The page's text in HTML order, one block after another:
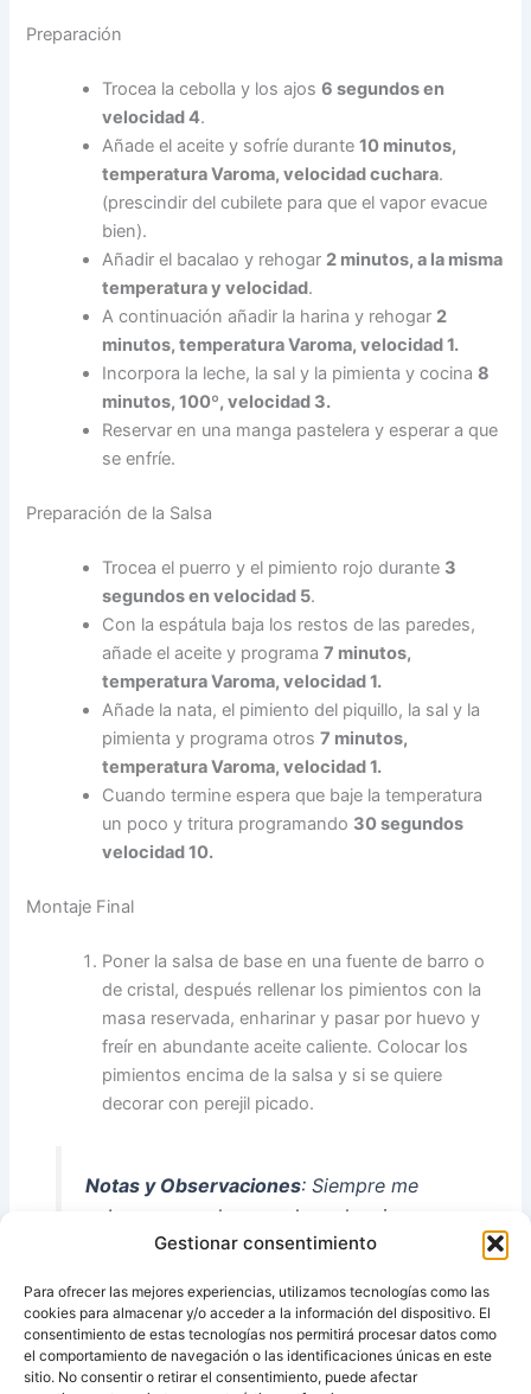
Gestionar consentimiento
Para ofrecer las mejores experiencias, utilizamos tecnologías como las
cookies para almacenar y/o acceder a la información del dispositivo. El
consentimiento de estas tecnologías nos permitirá procesar datos como
el comportamiento de navegación o las identificaciones únicas en este
sitio. No consentir o retirar el consentimiento, puede afectar
Preparación
Trocea la cebolla y los ajos6 segundos en
velocidad 4.
Añade el aceite y sofríe durante10 minutos,
temperatura Varoma, velocidad cuchara.
(prescindir del cubilete para que el vapor evacue
bien).
Añadir el bacalao y rehogar 2 minutos, a la misma
temperatura y velocidad.
A continuación añadir la harina y rehogar 2
minutos, temperatura Varoma, velocidad 1.
Incorpora la leche, la sal y la pimienta y cocina8
minutos, 100º, velocidad 3.
Reservar en una manga pastelera y esperar a que
se enfríe.
Preparación de la Salsa
Trocea el puerro y el pimiento rojo durante 3
segundos en velocidad 5.
Con la espátula baja los restos de las paredes,
añade el aceite y programa7 minutos,
temperatura Varoma, velocidad 1.
Añade la nata, el pimiento del piquillo, la sal y la
pimienta y programa otros7 minutos,
temperatura Varoma, velocidad 1.
Cuando termine espera que baje la temperatura
un poco y tritura programando 30 segundos
velocidad 10.
Montaje Final
Poner la salsa de base en una fuente de barro o
de cristal, después rellenar los pimientos con la
masa reservada, enharinar y pasar por huevo y
freír en abundante aceite caliente. Colocar los
pimientos encima de la salsa y si se quiere
decorar con perejil picado.
Notas y Observaciones: Siempre me
sobra masa, y la congelo en la misma
manga pastelera para otra ocasión, así
Fuente: Las recetas de Pipi